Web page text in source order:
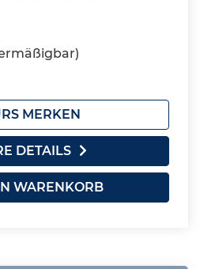
MERKEN
DETAILS
WARENKORB